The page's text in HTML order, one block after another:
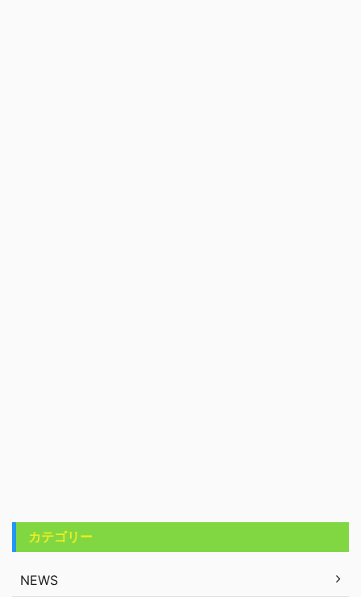
カテゴリー
NEWS